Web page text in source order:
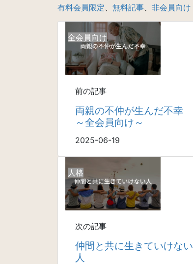
有料会員限定
無料記事 非会員向け
全会員向け
前の記事
両親の不仲が生んだ不幸
～全会員向け～
2025-06-19
人格
次の記事
仲間と共に生きていけない
人